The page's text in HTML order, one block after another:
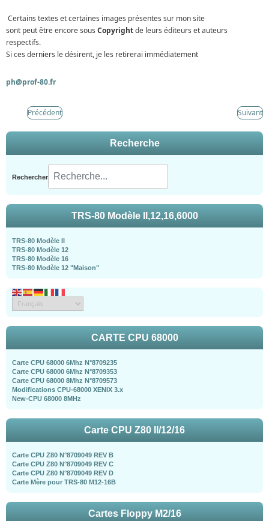
Certains textes et certaines images présentes sur mon site
sont peut être encore sous Copyrightde leurs éditeurs et auteurs
respectifs.
Si ces derniers le désirent, je les retirerai immédiatement
ph@prof-80.fr
Précédent Suivant
Recherche
Rechercher
TRS-80 Modèle II,12,16,6000
TRS-80 Modèle II
TRS-80 Modèle 12
TRS-80 Modèle 16
TRS-80 Modèle 12 "Maison"
CARTE CPU 68000
Carte CPU 68000 6Mhz N°8709235
Carte CPU 68000 6Mhz N°8709353
Carte CPU 68000 8Mhz N°8709573
Modifications CPU-68000 XENIX 3.x
New-CPU 68000 8MHz
Carte CPU Z80 II/12/16
Carte CPU Z80 N°8709049 REV B
Carte CPU Z80 N°8709049 REV C
Carte CPU Z80 N°8709049 REV D
Carte Mère pour TRS-80 M12-16B
Cartes Floppy M2/16